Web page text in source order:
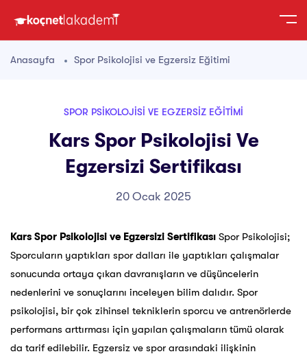
Anasayfa Spor Psikolojisi ve Egzersiz Eğitimi
SPOR PSIKOLOJISI VE EGZERSIZ EĞITIMI
Kars Spor Psikolojisi Ve
Egzersizi Sertifikası
20 Ocak 2025
Kars Spor Psikolojisi ve Egzersizi Sertifikası Spor Psikolojisi;
Sporcuların yaptıkları spor dalları ile yaptıkları çalışmalar
sonucunda ortaya çıkan davranışların ve düşüncelerin
nedenlerini ve sonuçlarını inceleyen bilim dalıdır. Spor
psikolojisi, bir çok zihinsel tekniklerin sporcu ve antrenörlerde
performans arttırması için yapılan çalışmaların tümü olarak
da tarif edilebilir. Egzersiz ve spor arasındaki ilişkinin